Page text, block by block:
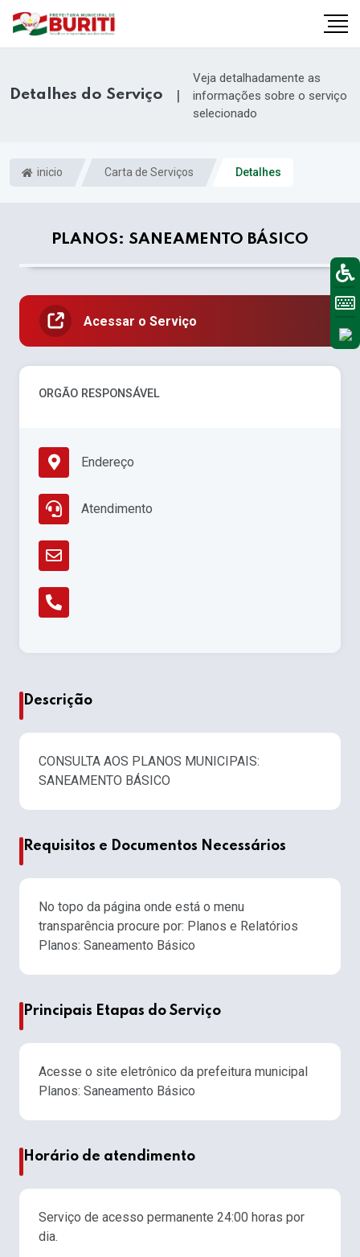
Detalhes do Serviço |
Veja detalhadamente as
informações sobre o serviço
selecionado
inicio Carta de Serviços Detalhes
PLANOS: SANEAMENTO BÁSICO
Acessar o Serviço
ORGÃO RESPONSÁVEL
Endereço
Atendimento
Descrição
CONSULTA AOS PLANOS MUNICIPAIS:
SANEAMENTO BÁSICO
Requisitos e Documentos Necessários
No topo da página onde está o menu
transparência procure por: Planos e Relatórios
Planos: Saneamento Básico
Principais Etapas do Serviço
Acesse o site eletrônico da prefeitura municipal
Planos: Saneamento Básico
Horário de atendimento
Serviço de acesso permanente 24:00 horas por
dia.